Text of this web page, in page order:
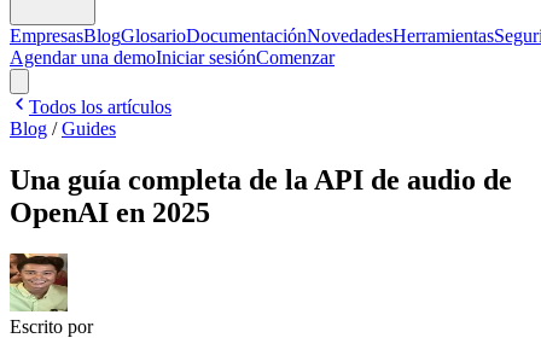
EmpresasBlogGlosarioDocumentaciónNovedadesHerramientas
Agendar una demoIniciar sesiónComenzar
Todos los artículos
Blog /Guides
Una guía completa de la API de audio de
OpenAI en 2025
Escrito por